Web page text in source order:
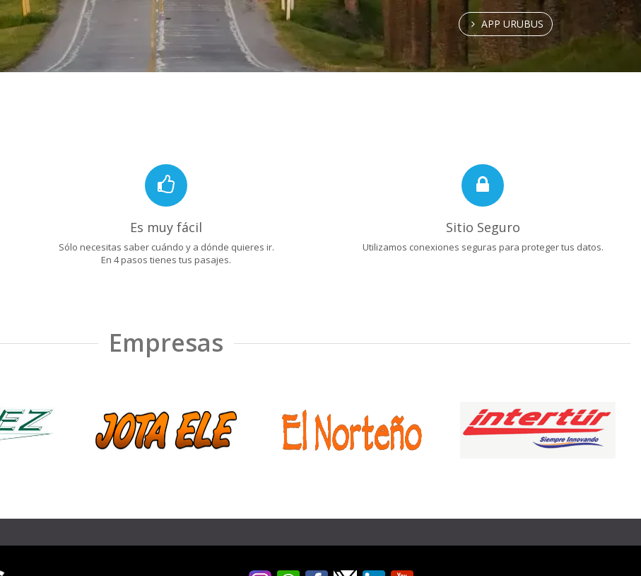
APP URUBUS
Es muy fácil
Sólo necesitas saber cuándo y a dónde quieres ir.
En 4 pasos tienes tus pasajes.
Sitio Seguro
Utilizamos conexiones seguras para proteger tus datos.
Empresas